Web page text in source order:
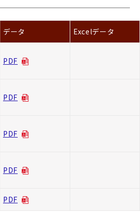
データ Excelデータ
PDF
PDF
PDF
PDF
PDF